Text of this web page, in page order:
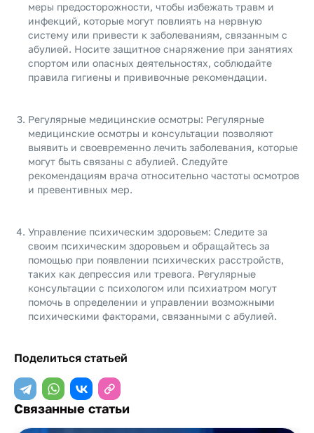
меры предосторожности, чтобы избежать травм и
инфекций, которые могут повлиять на нервную
систему или привести к заболеваниям, связанным с
абулией. Носите защитное снаряжение при занятиях
спортом или опасных деятельностях, соблюдайте
правила гигиены и прививочные рекомендации.
Регулярные медицинские осмотры: Регулярные
медицинские осмотры и консультации позволяют
выявить и своевременно лечить заболевания, которые
могут быть связаны с абулией. Следуйте
рекомендациям врача относительно частоты осмотров
и превентивных мер.
Управление психическим здоровьем: Следите за
своим психическим здоровьем и обращайтесь за
помощью при появлении психических расстройств,
таких как депрессия или тревога. Регулярные
консультации с психологом или психиатром могут
помочь в определении и управлении возможными
психическими факторами, связанными с абулией.
Поделиться статьей
Связанные статьи